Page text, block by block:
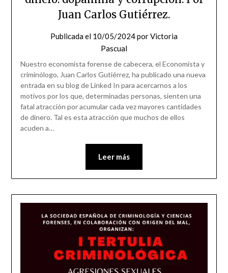
Juan Carlos Gutiérrez.
Publicada el 10/05/2024porVictoria
Pascual
Nuestro economista forense de cabecera, el Economista y
criminólogo, Juan Carlos Gutiérrez, ha publicado una nueva
entrada en su blog de Linked In para acercarnos a los
motivos por los que, determinadas personas, sienten una
fatal atracción por acumular cada vez mayores cantidades
de dinero. Tal es esta atracción que muchos de ellos
acuden a…
Leer más